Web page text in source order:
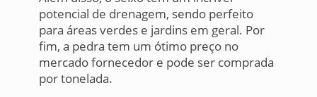
potencial de drenagem, sendo perfeito
para áreas verdes e jardins em geral. Por
fim, a pedra tem um ótimo preço no
mercado fornecedor e pode ser comprada
por tonelada.